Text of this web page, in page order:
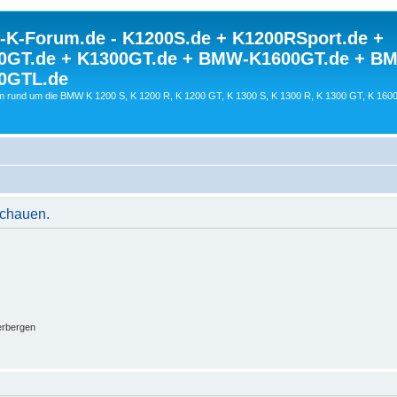
K-Forum.de - K1200S.de + K1200RSport.de +
+ K1300GT.de + BMW-K1600GT.de +
rund um die BMW K 1200 S, K 1200 R, K 1200 GT, K 1300 S, K 1300 R, K 1300 GT, K 1600